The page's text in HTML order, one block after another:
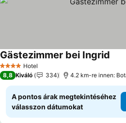
4 KategóriaHotel
Gästezimmer bei Ingrid
8,8 Kiváló 334
A pontos árak megtekintéséhez
válasszon dátumokat